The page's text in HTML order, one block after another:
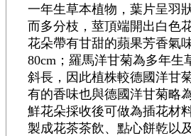
一年生草本植物，葉片呈羽
而多分枝，莖頂端開出白色
花朵帶有甘甜的蘋果芳香氣
80cm；羅馬洋甘菊為多年生
斜長，因此植株較德國洋甘
有的香味也與德國洋甘菊略
鮮花朵採收後可做為插花材
製成花茶茶飲、點心餅乾以